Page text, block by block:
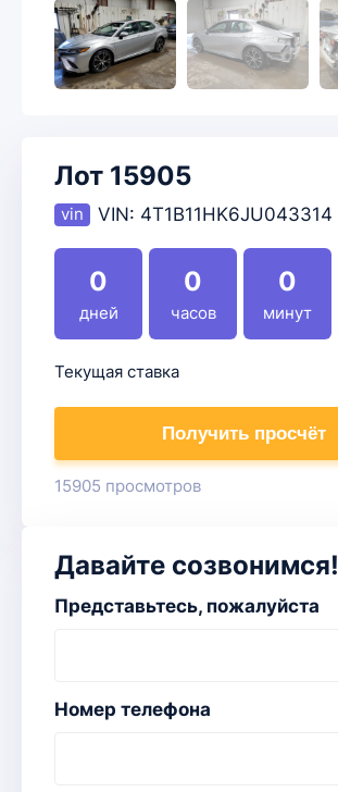
Лот 15905
VIN: 4T1B11HK6JU043314
0
дней
0
часов
0
минут
Текущая ставка
Получить просчёт
15905 просмотров
Давайте созвонимся!
Представьтесь, пожалуйста
Номер телефона